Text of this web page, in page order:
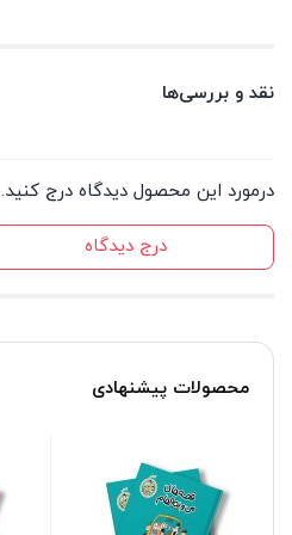
نقد و بررسی‌ها
درمورد این محصول دیدگاه درج کنید.
درج دیدگاه
محصولات پیشنهادی